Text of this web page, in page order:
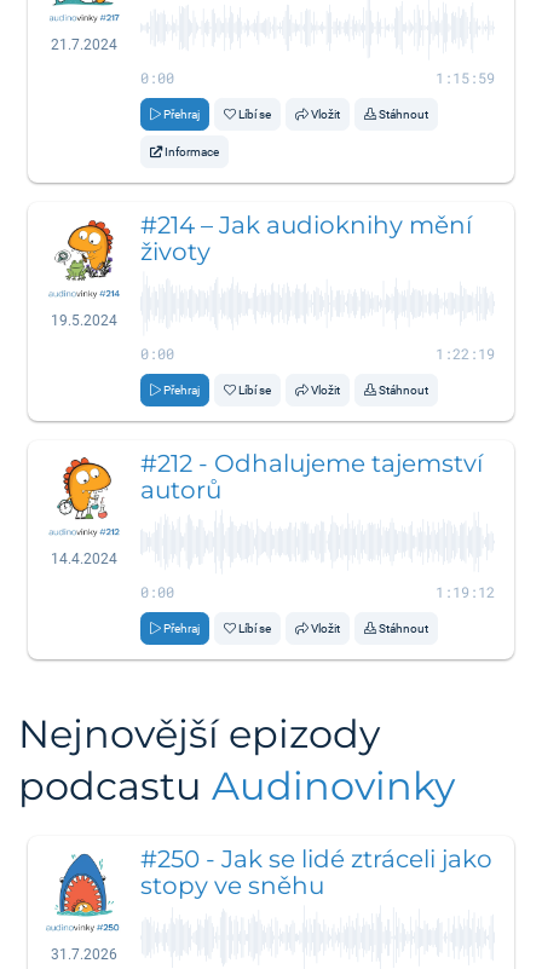
21.7.2024
0:00 1:15:59
Přehraj Líbí se Vložit Stáhnout
Informace
19.5.2024
#214 – Jak audioknihy mění
životy
0:00 1:22:19
Přehraj Líbí se Vložit Stáhnout
14.4.2024
#212 - Odhalujeme tajemství
autorů
0:00 1:19:12
Přehraj Líbí se Vložit Stáhnout
Nejnovější epizody
podcastu Audinovinky
31.7.2026
#250 - Jak se lidé ztráceli jako
stopy ve sněhu